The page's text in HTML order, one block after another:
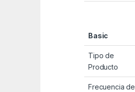
Basic
Tipo de
Producto
Frecuencia de